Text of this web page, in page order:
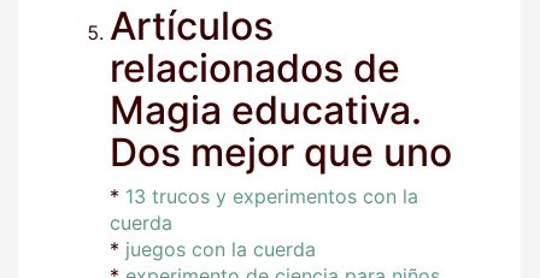
Artículos
relacionados de
Magia educativa.
Dos mejor que uno
* 13 trucos y experimentos con la
cuerda
* juegos con la cuerda